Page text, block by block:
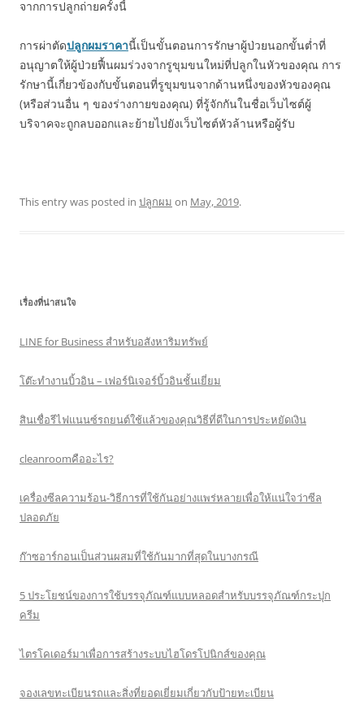
จากการปลูกถ่ายครั้งนี้
การผ่าตัดปลูกผมราคานี้เป็นขั้นตอนการรักษาผู้ป่วยนอกขั้นต่ำที่
อนุญาตให้ผู้ป่วยฟื้นผมร่วงจากรูขุมขนใหม่ที่ปลูกในหัวของคุณ การ
รักษานี้เกี่ยวข้องกับขั้นตอนที่รูขุมขนจากด้านหนึ่งของหัวของคุณ
(หรือส่วนอื่น ๆ ของร่างกายของคุณ) ที่รู้จักกันในชื่อเว็บไซต์ผู้
บริจาคจะถูกลบออกและย้ายไปยังเว็บไซต์หัวล้านหรือผู้รับ
This entry was posted in ปลูกผม on May, 2019.
เรื่องที่น่าสนใจ
LINE for Business สำหรับอสังหาริมทรัพย์
โต๊ะทำงานบิ้วอิน – เฟอร์นิเจอร์บิ้วอินชั้นเยี่ยม
สินเชื่อรีไฟแนนซ์รถยนต์ใช้แล้วของคุณวิธีที่ดีในการประหยัดเงิน
cleanroomคืออะไร?
เครื่องซีลความร้อน-วิธีการที่ใช้กันอย่างแพร่หลายเพื่อให้แน่ใจว่าซีล
ปลอดภัย
ก๊าซอาร์กอนเป็นส่วนผสมที่ใช้กันมากที่สุดในบางกรณี
5 ประโยชน์ของการใช้บรรจุภัณฑ์แบบหลอดสำหรับบรรจุภัณฑ์กระปุก
ครีม
ไตรโคเดอร์มาเพื่อการสร้างระบบไฮโดรโปนิกส์ของคุณ
จองเลขทะเบียนรถและสิ่งที่ยอดเยี่ยมเกี่ยวกับป้ายทะเบียน